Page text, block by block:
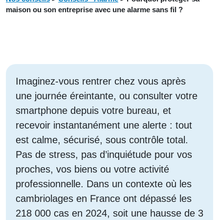
maison ou son entreprise avec une alarme sans fil ?
Imaginez-vous rentrer chez vous après
une journée éreintante, ou consulter votre
smartphone depuis votre bureau, et
recevoir instantanément une alerte : tout
est calme, sécurisé, sous contrôle total.
Pas de stress, pas d’inquiétude pour vos
proches, vos biens ou votre activité
professionnelle. Dans un contexte où les
cambriolages en France ont dépassé les
218 000 cas en 2024, soit une hausse de 3